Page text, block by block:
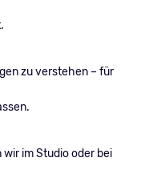
zu verstehen – für
im Studio oder bei